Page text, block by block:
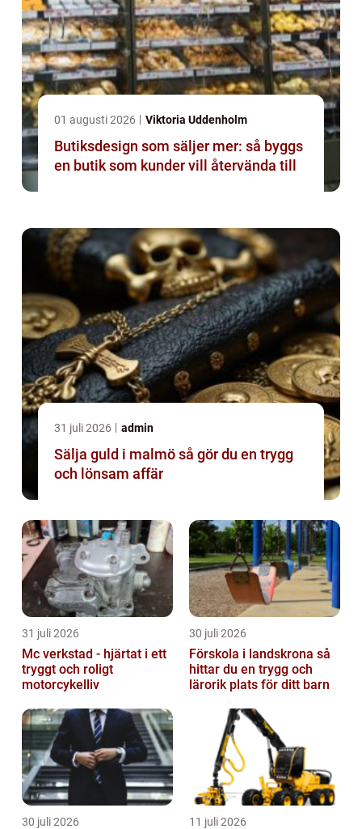
01 augusti 2026 Viktoria Uddenholm
Butiksdesign som säljer mer: så byggs
en butik som kunder vill återvända till
31 juli 2026 admin
Sälja guld i malmö så gör du en trygg
och lönsam affär
31 juli 2026
Mc verkstad - hjärtat i ett
tryggt och roligt
motorcykelliv
30 juli 2026
Förskola i landskrona så
hittar du en trygg och
lärorik plats för ditt barn
30 juli 2026 11 juli 2026